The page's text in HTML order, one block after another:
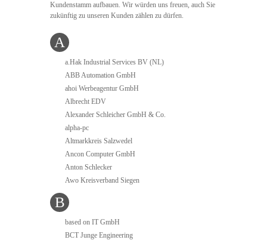
Kundenstamm aufbauen. Wir würden uns freuen, auch Sie
zukünftig zu unseren Kunden zählen zu dürfen.
A
a.Hak Industrial Services BV (NL)
ABB Automation GmbH
ahoi Werbeagentur GmbH
Albrecht EDV
Alexander Schleicher GmbH & Co.
alpha-pc
Altmarkkreis Salzwedel
Ancon Computer GmbH
Anton Schlecker
Awo Kreisverband Siegen
B
based on IT GmbH
BCT Junge Engineering